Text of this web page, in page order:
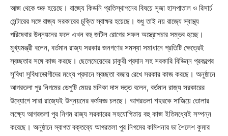
আজ থেকে শুরু হয়েছে। রাজ্যে কিডনি প্রতিস্থাপনের বিষয়ে সৃজা হাসপাতাল ও রিসার্চ
সেন্টারের সঙ্গে রাজ্য সরকারের চুক্তি স্বাক্ষর হয়েছে। শুধু তাই নয় রাজ্যে স্বাস্থ্য
পরিষেবার উন্নয়নের ফলে এখন বহু জটিল রোগের সফল অস্ত্রোপচার সম্ভব হচ্ছে।
মুখ্যমন্ত্রী বলেন, বর্তমান রাজ্য সরকার জনগণের সমস্যা সমাধানে প্রতিটি ক্ষেত্রেই
স্বচ্ছতার সঙ্গে কাজ করছে। ছেলেমেয়েদের চাকুরী প্রদান সহ সরকারি বিভিন্ন প্রকল্পের
সুবিধা সুবিধাভোগীদের মধ্যে প্রদানে স্বচ্ছতা বজায় রেখে সরকার কাজ করছে। অনুষ্ঠানে
আগরতলা পুর নিগমের ডেপুটি মেয়র মনিকা দাস দত্ত বলেন, বর্তমান রাজ্য সরকারের
উদ্যোগে সারা রাজ্যেই উন্নয়নের কর্মযজ্ঞ চলছে। আগরতলা শহরকে সাজিয়ে তোলার
লক্ষ্যে আগরতলা পুর নিগম রাজ্য সরকারের সহযোগিতায় বহু কাজ ইতিমধ্যেই সম্পন্ন
করেছে। অনুষ্ঠানে স্বাগত বক্তব্যে আগরতলা পুর নিগমের কমিশনার ডা শৈলেশ কুমার